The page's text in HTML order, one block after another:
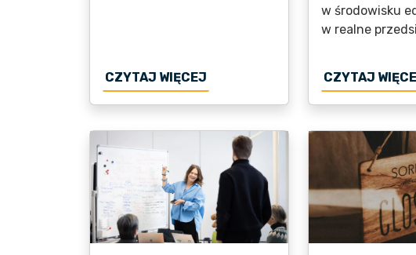
CZYTAJ WIĘCEJ O OGŁOSZONO FINANSOWANIE
w środowisku
w realne
CZYTAJ